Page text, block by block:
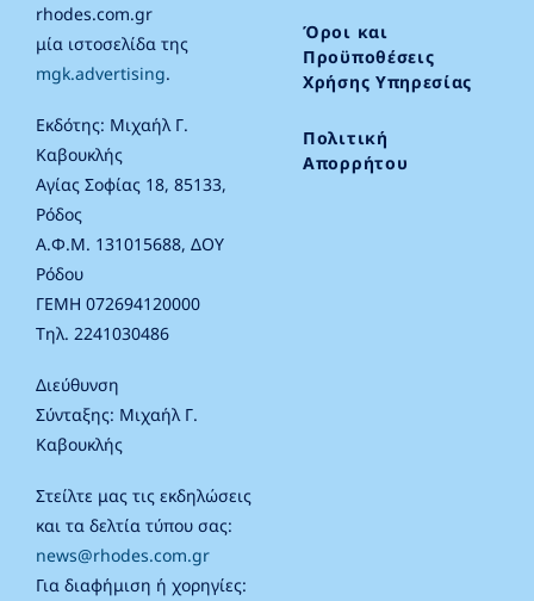
rhodes.com.gr
μία ιστοσελίδα της
mgk.advertising.
Εκδότης: Μιχαήλ Γ.
Καβουκλής
Αγίας Σοφίας 18, 85133,
Ρόδος
Α.Φ.Μ. 131015688, ΔΟΥ
Ρόδου
ΓΕΜΗ 072694120000
Τηλ. 2241030486
Διεύθυνση
Σύνταξης: Μιχαήλ Γ.
Καβουκλής
Στείλτε μας τις εκδηλώσεις
και τα δελτία τύπου σας:
news@rhodes.com.gr
Για διαφήμιση ή χορηγίες:
Όροι και
Προϋποθέσεις
Χρήσης Υπηρεσίας
Πολιτική
Απορρήτου